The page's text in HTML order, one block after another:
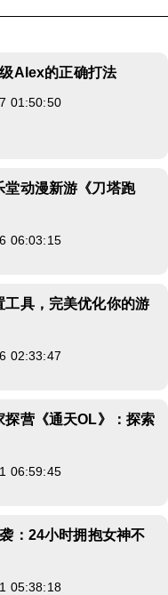
Alex的正确打法
01:50:50
堂动漫新游《刀塔跑
06:03:15
工具，完美优化你的游
02:33:47
探营《通天OL》：探索
06:59:45
：24小时拥抱女神不
05:38:18